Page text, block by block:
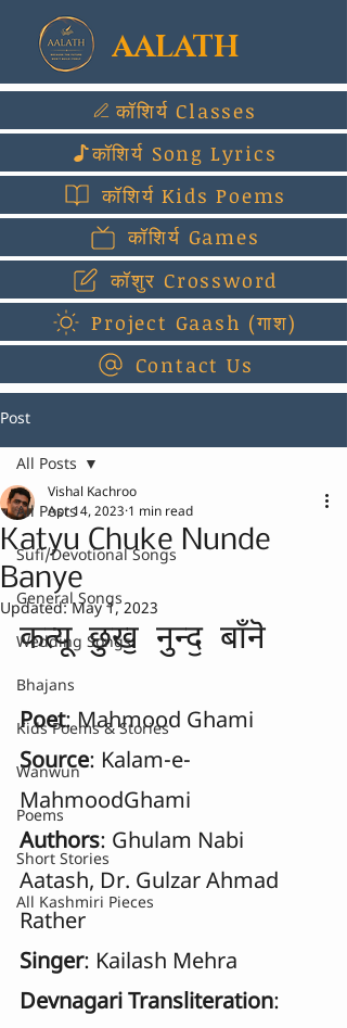
AALATH
कॉशिर्य Classes
कॉशिर्य Song Lyrics
कॉशिर्य Kids Poems
कॉशिर्य Games
कॉशुर Crossword
Project Gaash (गाश)
Contact Us
Post
All Posts
Sufi/Devotional Songs
General Songs
Wedding Songs
Bhajans
Kids Poems & Stories
Wanwun
Poems
Short Stories
All Kashmiri Pieces
All Posts
Katyu Chuke Nunde
Banye
Vishal Kachroo
Apr 14, 2023 1 min read
Updated:May 1, 2023
कत्यू  छुखॖ  नुन्दॖ  बाँनॆ
Poet: Mahmood Ghami
Source: Kalam-e-
MahmoodGhami
Authors: Ghulam Nabi
Aatash, Dr. Gulzar Ahmad
Rather
Singer: Kailash Mehra
Devnagari Transliteration: